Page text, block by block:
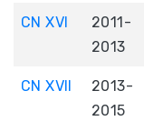
CN XVI
2011-
2013
CN XVII
2013-
2015